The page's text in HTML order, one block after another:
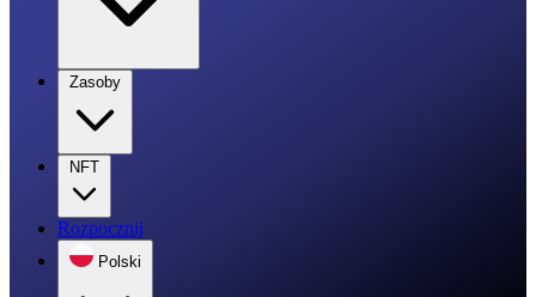
Zasoby
NFT
Rozpocznij
Polski